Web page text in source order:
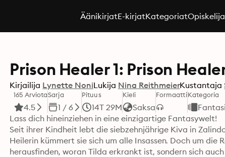
ÄänikirjatE-kirjatKategoriat
Prison Healer 1: Prison
Kirjailija Lynette NoniLukija Nina ReithmeierKustantaja
165 Arviota
4.5
Sarja
1 / 6
Pituus
14T 29M
Kieli
Saksa
FormaattiKategoria
Lass dich hineinziehen in eine einzigartige Fantasywelt!
Seit ihrer Kindheit lebt die siebzehnjährige Kiva in
Heilerin kümmert sie sich um alle Insassen. Doch um
herausfinden, woran Tilda erkrankt ist, sondern sich